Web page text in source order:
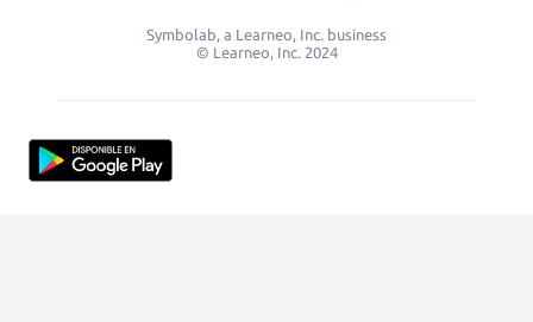
Symbolab, a Learneo, Inc. business
© Learneo, Inc. 2024